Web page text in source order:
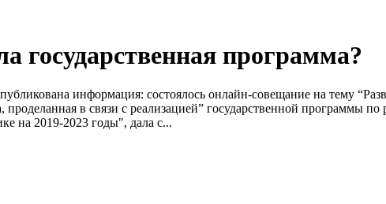
государственная программа?
информация: состоялось онлайн-совещание на тему
в связи с реализацией” государственной программы
на 2019-2023 годы", дала с...